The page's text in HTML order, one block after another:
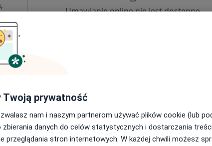
Umawianie online nie jest dostępne
Dziś
8 Sie
Jutro
9 Sie
Pon,
10 Sie
Wt,
11 Sie
Twoją prywatność
nam i naszym partnerom używać plików cookie (lub
zbierania danych do celów statystycznych i dostarczania
przeglądania stron internetowych. W każdej chwili możesz